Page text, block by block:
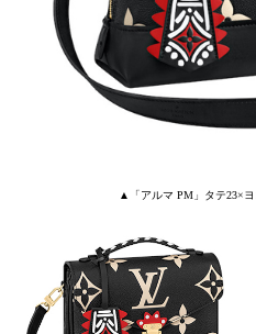
▲「アルマ PM」タテ23×ヨ